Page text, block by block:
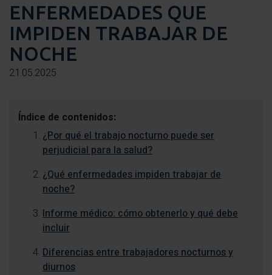
ENFERMEDADES QUE
IMPIDEN TRABAJAR DE
NOCHE
21.05.2025
Índice de contenidos:
¿Por qué el trabajo nocturno puede ser
perjudicial para la salud?
¿Qué enfermedades impiden trabajar de
noche?
Informe médico: cómo obtenerlo y qué debe
incluir
Diferencias entre trabajadores nocturnos y
diurnos